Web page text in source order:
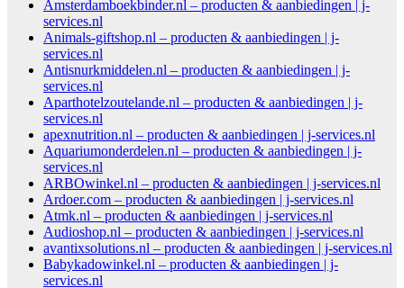
Amsterdamboekbinder.nl – producten & aanbiedingen | j-
services.nl
Animals-giftshop.nl – producten & aanbiedingen | j-
services.nl
Antisnurkmiddelen.nl – producten & aanbiedingen | j-
services.nl
Aparthotelzoutelande.nl – producten & aanbiedingen | j-
services.nl
apexnutrition.nl – producten & aanbiedingen | j-services.nl
Aquariumonderdelen.nl – producten & aanbiedingen | j-
services.nl
ARBOwinkel.nl – producten & aanbiedingen | j-services.nl
Ardoer.com – producten & aanbiedingen | j-services.nl
Atmk.nl – producten & aanbiedingen | j-services.nl
Audioshop.nl – producten & aanbiedingen | j-services.nl
avantixsolutions.nl – producten & aanbiedingen | j-services.nl
Babykadowinkel.nl – producten & aanbiedingen | j-
services.nl